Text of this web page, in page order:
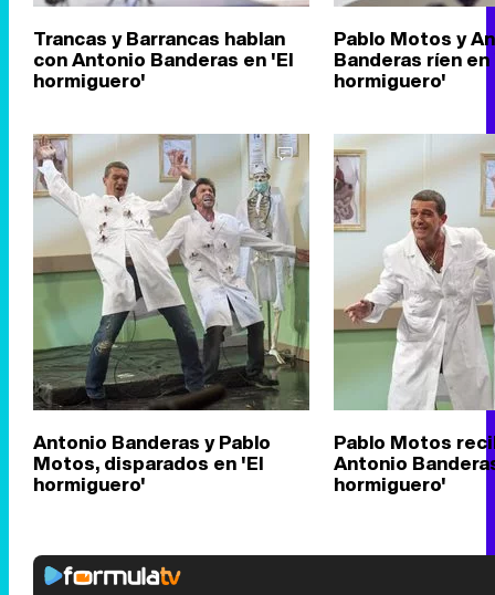
Trancas y Barrancas hablan
con Antonio Banderas en 'El
hormiguero'
Pablo Motos y
Banderas ríen en
hormiguero'
Antonio Banderas y Pablo
Motos, disparados en 'El
hormiguero'
Pablo Motos
Antonio
hormiguero'